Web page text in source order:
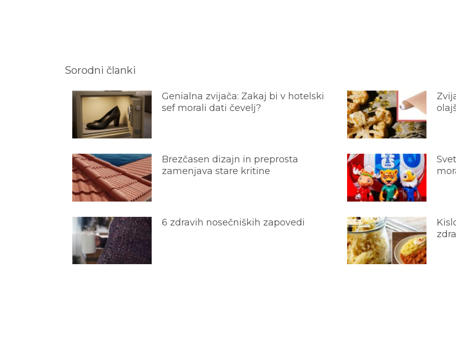
Sorodni članki
Genialna zvijača: Zakaj bi v hotelski
sef morali dati čevelj?
Brezčasen dizajn in preprosta
zamenjava stare kritine
6 zdravih nosečniških zapovedi